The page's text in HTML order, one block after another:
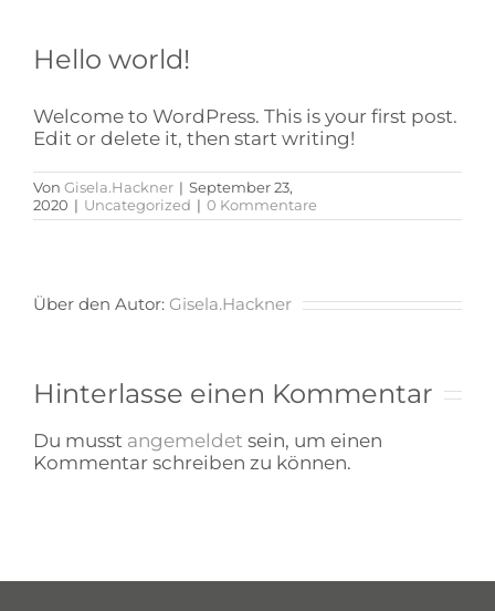
Hello world!
Welcome to WordPress. This is your first post.
Edit or delete it, then start writing!
Von Gisela.Hackner | September 23,
2020 | Uncategorized | 0 Kommentare
Über den Autor: Gisela.Hackner
Hinterlasse einen Kommentar
Du musst angemeldet sein, um einen
Kommentar schreiben zu können.